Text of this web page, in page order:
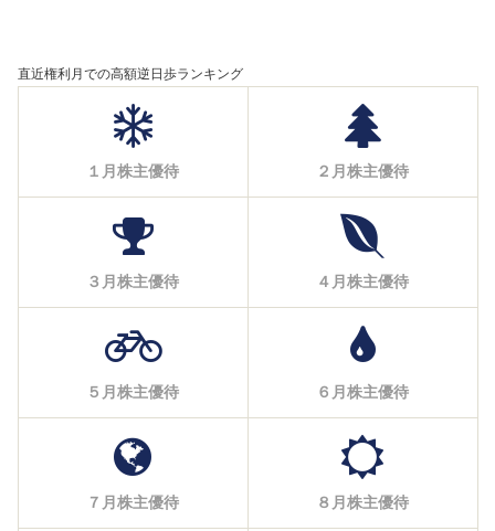
直近権利月での高額逆日歩ランキング
１月株主優待 ２月株主優待
３月株主優待 ４月株主優待
５月株主優待 ６月株主優待
７月株主優待 ８月株主優待